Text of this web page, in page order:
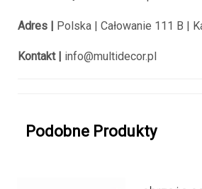
Adres | Polska |Całowanie 111 B |
Kontakt | info@multidecor.pl
Podobne Produkty